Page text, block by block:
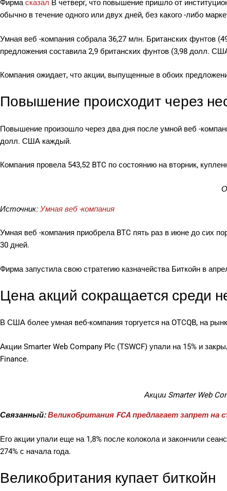
Фирмасказал В четверг, что повышение пришло от
обычно в течение одного или двух дней, без какого -либо
Умная веб -компания собрала 36,27 млн. Британских
предложения составила 2,9 британских фунтов (3,98 долл.
Компания ожидает, что акции, выпущенные в обоих
Повышение происходит через
Повышение произошло через два дня после умной веб -
долл. США каждый.
Компания провела 543,52 BTC по состоянию на вторник,
Источник:Умная веб -компания
Умная веб -компания приобрела BTC пять раз в июне до сих
30 дней.
Фирма запустила свою стратегию казначейства Биткойн в
Цена акций сокращается среди
В США более умная веб-компания торгуется на OTCQB, на
Акции Smarter Web Company Plc (TSWCF) упали на 15% и
Finance.
Акции Smarter Web
Связанный:Великобритания FCA предлагает запрет на
Его акции упали еще на 1,8% после колокола и закончили
274% с начала года.
Великобритания купает биткойн